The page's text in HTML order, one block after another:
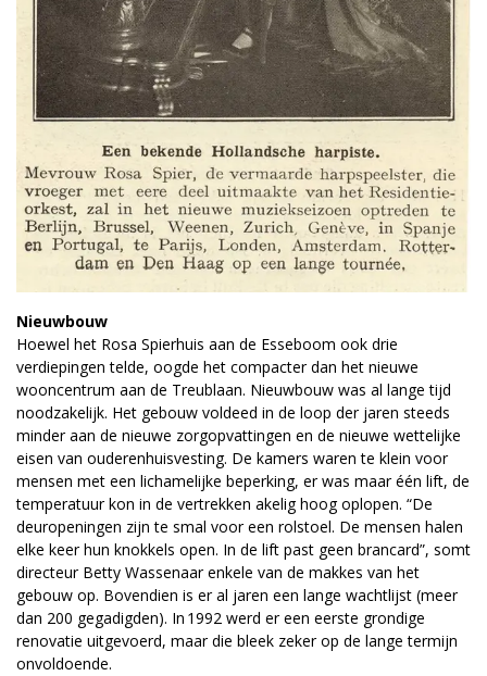
Nieuwbouw
Hoewel het Rosa Spierhuis aan de Esseboom ook drie
verdiepingen telde, oogde het compacter dan het nieuwe
wooncentrum aan de Treublaan. Nieuwbouw was al lange tijd
noodzakelijk. Het gebouw voldeed in de loop der jaren steeds
minder aan de nieuwe zorgopvattingen en de nieuwe wettelijke
eisen van ouderenhuisvesting. De kamers waren te klein voor
mensen met een lichamelijke beperking, er was maar één lift, de
temperatuur kon in de vertrekken akelig hoog oplopen. “De
deuropeningen zijn te smal voor een rolstoel. De mensen halen
elke keer hun knokkels open. In de lift past geen brancard”, somt
directeur Betty Wassenaar enkele van de makkes van het
gebouw op. Bovendien is er al jaren een lange wachtlijst (meer
dan 200 gegadigden). In 1992 werd er een eerste grondige
renovatie uitgevoerd, maar die bleek zeker op de lange termijn
onvoldoende.